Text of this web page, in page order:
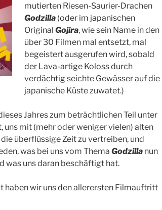
mutierten Riesen-Saurier-Drachen
Godzilla (oder im japanischen
Original Gojira, wie sein Name in den
über 30 Filmen mal entsetzt, mal
begeistert ausgerufen wird, sobald
der Lava-artige Koloss durch
verdächtig seichte Gewässer auf die
japanische Küste zuwatet.)
Jahres zum beträchtlichen Teil unter
mit (mehr oder weniger vielen) alten
überflüssige Zeit zu vertreiben, und
was bei uns vom Thema Godzilla nun
was uns daran beschäftigt hat.
haben wir uns den allerersten Filmauftritt